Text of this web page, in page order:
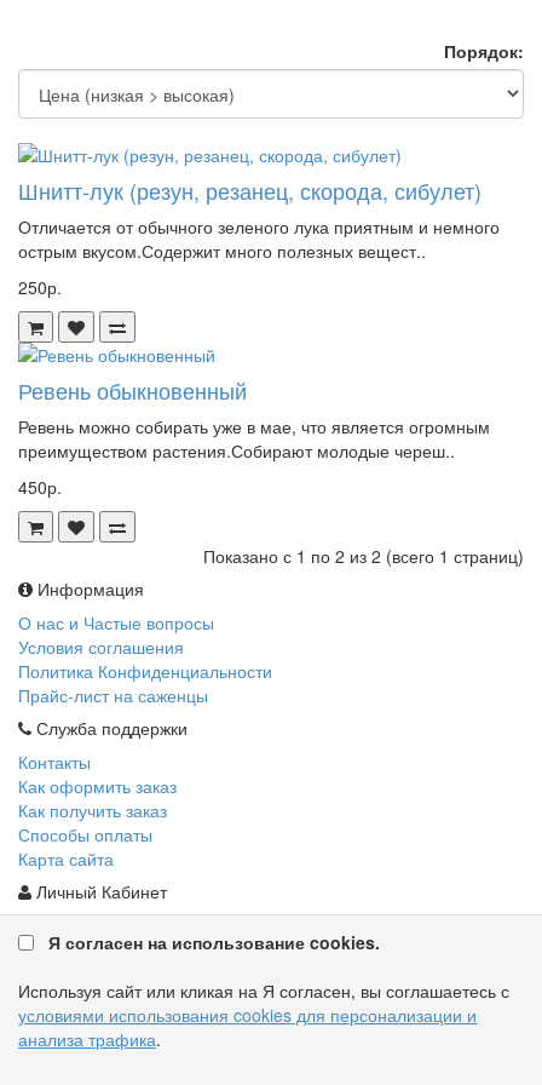
Я согласен на использование cookies.
Используя сайт или кликая на Я согласен, вы соглашаетесь с
условиями использования cookies для персонализации и
анализа трафика.
Порядок:
Шнитт-лук (резун, резанец, скорода, сибулет)
Отличается от обычного зеленого лука приятным и немного
острым вкусом.Содержит много полезных вещест..
250р.
Ревень обыкновенный
Ревень можно собирать уже в мае, что является огромным
преимуществом растения.Собирают молодые череш..
450р.
Показано с 1 по 2 из 2 (всего 1 страниц)
Информация
О нас и Частые вопросы
Условия соглашения
Политика Конфиденциальности
Прайс-лист на саженцы
Служба поддержки
Контакты
Как оформить заказ
Как получить заказ
Способы оплаты
Карта сайта
Личный Кабинет
История заказов